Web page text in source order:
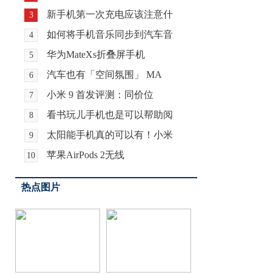
3 新手机第一次充电应该注意什
4 如何将手机音乐同步到汽车音
5 华为MateXs折叠屏手机
6 汽车也有「空间氛围」 MA
7 小米 9 首发评测：同价位
8 看书玩儿手机也是可以帮助阅
9 太阳能手机真的可以有！小米
10 苹果AirPods 2无线
热点图片